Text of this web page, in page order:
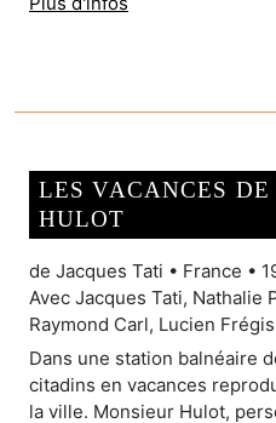
LES VACANCES DE
HULOT
de Jacques Tati • France •
Avec Jacques Tati, Nathalie
Raymond Carl, Lucien
Dans une station balnéaire
citadins en vacances
la ville. Monsieur Hulot,